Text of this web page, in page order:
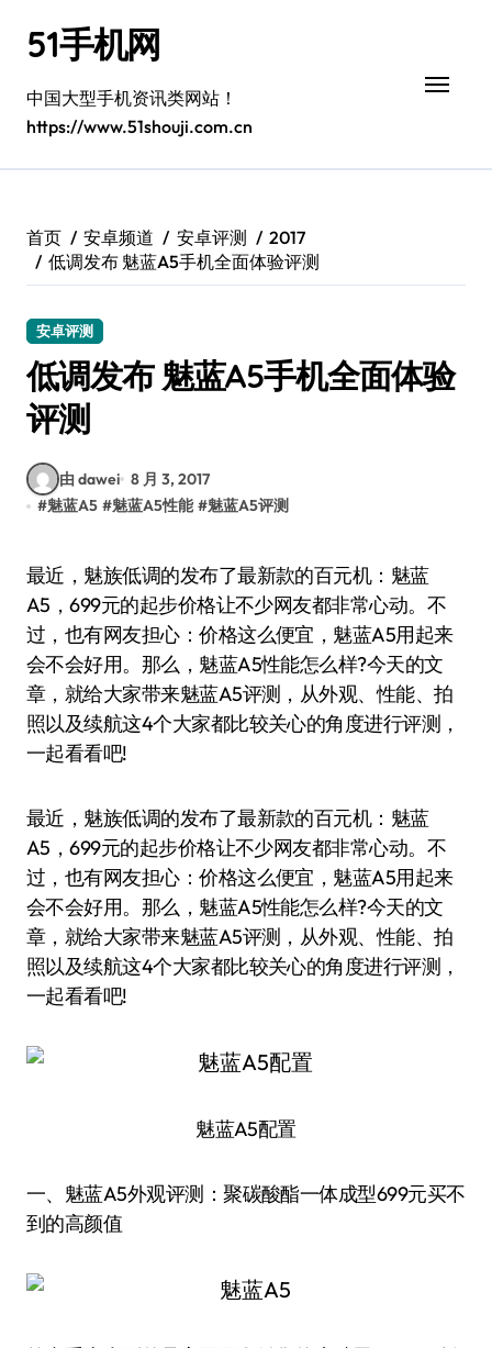
51手机网
中国大型手机资讯类网站！
https://www.51shouji.com.cn
首页 安卓频道 安卓评测
2017
低调发布 魅蓝A5手机全面体验评测
安卓评测
低调发布 魅蓝A5手机全面体验
评测
由 dawei 8 月 3, 2017
#魅蓝A5 #魅蓝A5性能 #魅蓝A5评测
最近，魅族低调的发布了最新款的百元机：魅蓝
A5，699元的起步价格让不少网友都非常心动。不
过，也有网友担心：价格这么便宜，魅蓝A5用起来
会不会好用。那么，魅蓝A5性能怎么样?今天的文
章，就给大家带来魅蓝A5评测，从外观、性能、拍
照以及续航这4个大家都比较关心的角度进行评测，
一起看看吧!
最近，魅族低调的发布了最新款的百元机：魅蓝
A5，699元的起步价格让不少网友都非常心动。不
过，也有网友担心：价格这么便宜，魅蓝A5用起来
会不会好用。那么，魅蓝A5性能怎么样?今天的文
章，就给大家带来魅蓝A5评测，从外观、性能、拍
照以及续航这4个大家都比较关心的角度进行评测，
一起看看吧!
魅蓝A5配置
一、魅蓝A5外观评测：聚碳酸酯一体成型699元买不
到的高颜值